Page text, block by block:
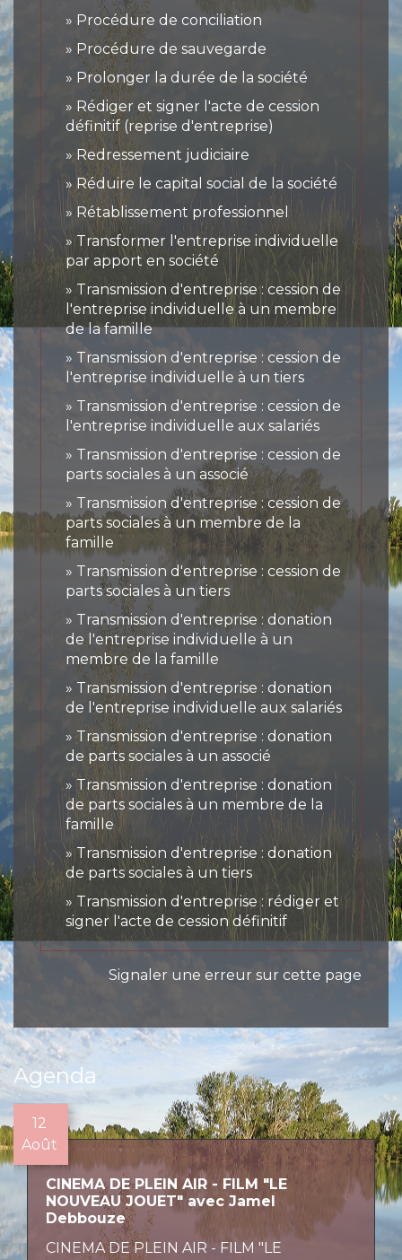
Procédure de conciliation
Procédure de sauvegarde
Prolonger la durée de la société
Rédiger et signer l'acte de cession
définitif (reprise d'entreprise)
Redressement judiciaire
Réduire le capital social de la société
Rétablissement professionnel
Transformer l'entreprise individuelle
par apport en société
Transmission d'entreprise : cession de
l'entreprise individuelle à un membre
de la famille
Transmission d'entreprise : cession de
l'entreprise individuelle à un tiers
Transmission d'entreprise : cession de
l'entreprise individuelle aux salariés
Transmission d'entreprise : cession de
parts sociales à un associé
Transmission d'entreprise : cession de
parts sociales à un membre de la
famille
Transmission d'entreprise : cession de
parts sociales à un tiers
Transmission d'entreprise : donation
de l'entreprise individuelle à un
membre de la famille
Transmission d'entreprise : donation
de l'entreprise individuelle aux salariés
Transmission d'entreprise : donation
de parts sociales à un associé
Transmission d'entreprise : donation
de parts sociales à un membre de la
famille
Transmission d'entreprise : donation
de parts sociales à un tiers
Transmission d'entreprise : rédiger et
signer l'acte de cession définitif
Signaler une erreur sur cette page
Agenda
12
Août
CINEMA DE PLEIN AIR - FILM "LE
NOUVEAU JOUET" avec Jamel
Debbouze
CINEMA DE PLEIN AIR - FILM "LE